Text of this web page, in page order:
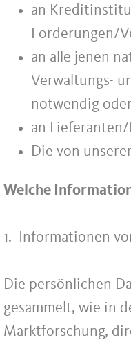
an
Forderungen/
an alle jenen
Verwaltungs-
notwendig
an
Die von
Welche
1. Informationen
Die persönlichen
gesammelt, wie in
Marktforschung,